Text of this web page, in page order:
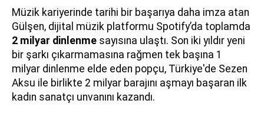
Müzik kariyerinde tarihi bir başarıya daha imza atan
Gülşen, dijital müzik platformu Spotify’da toplamda
2 milyar dinlenme sayısına ulaştı. Son iki yıldır yeni
bir şarkı çıkarmamasına rağmen tek başına 1
milyar dinlenme elde eden popçu, Türkiye'de Sezen
Aksu ile birlikte 2 milyar barajını aşmayı başaran ilk
kadın sanatçı unvanını kazandı.